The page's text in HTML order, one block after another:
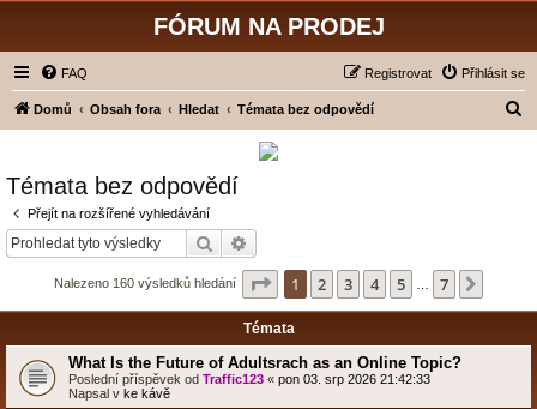
FÓRUM NA PRODEJ
FAQ Přihlásit se
Registrovat
Domů Obsah fora Hledat Témata bez odpovědí
Témata bez odpovědí
Přejít na rozšířené vyhledávání
Hledat
Nalezeno 160 výsledků hledání Stránka z
1 2 3 4 5 7
Témata
What Is the Future of Adultsrach as an Online Topic?
Poslední příspěvek od Traffic123 « pon 03. srp 2026 21:42:33
Napsal v ke kávě